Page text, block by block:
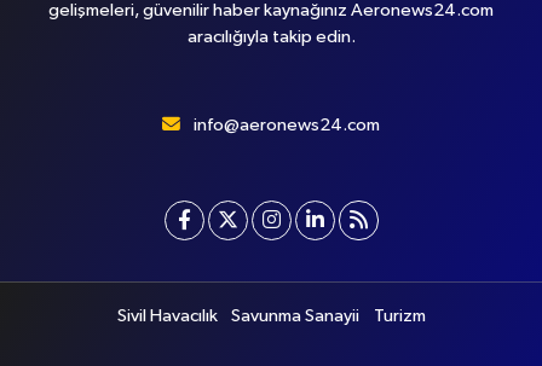
gelişmeleri, güvenilir haber kaynağınız Aeronews24.com
aracılığıyla takip edin.
info@aeronews24.com
Sivil Havacılık Savunma Sanayii Turizm